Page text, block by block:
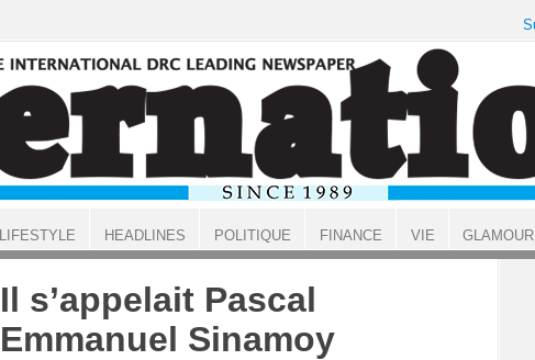
Il s’appelait Pascal
Emmanuel Sinamoy
LIFESTYLE HEADLINES POLITIQUE FINANCE VIE GLAMOUR